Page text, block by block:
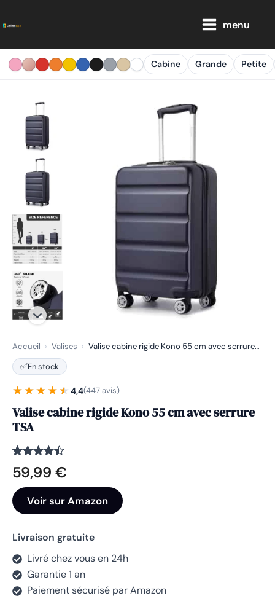
au
menu
Cabine Grande Petite
Accueil › Valises › Valise cabine rigide Kono 55 cm avec serrure…
✅En stock
★★★★★
★★★★★ 4,4(447 avis)
Valise cabine rigide Kono 55 cm avec serrure
TSA
Noté
4.4
sur 5
447
notations
client
59,99 €
Voir sur Amazon
Livraison gratuite
Livré chez vous en 24h
Garantie 1 an
Paiement sécurisé par Amazon